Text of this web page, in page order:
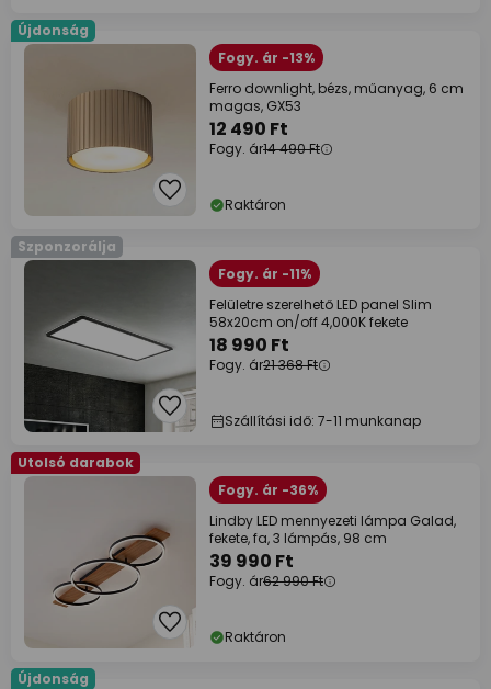
Újdonság
Fogy. ár -13%
Ferro downlight, bézs, műanyag, 6 cm
magas, GX53
12 490 Ft
Fogy. ár14 490 Ft
Raktáron
Szponzorálja
Fogy. ár -11%
Felületre szerelhető LED panel Slim
58x20cm on/off 4,000K fekete
18 990 Ft
Fogy. ár21 368 Ft
Szállítási idő: 7-11 munkanap
Utolsó darabok
Fogy. ár -36%
Lindby LED mennyezeti lámpa Galad,
fekete, fa, 3 lámpás, 98 cm
39 990 Ft
Fogy. ár62 990 Ft
Raktáron
Újdonság